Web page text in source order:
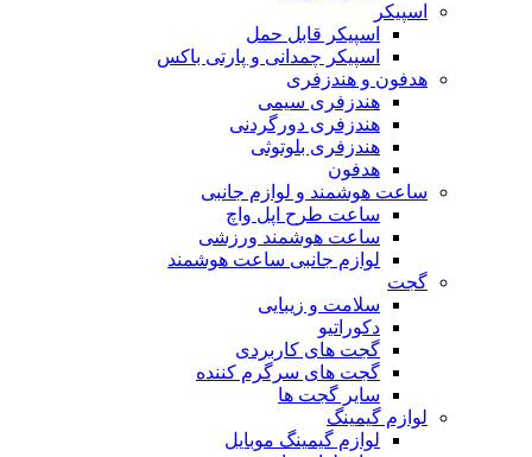
اسپیکر
اسپیکر قابل حمل
اسپیکر چمدانی و پارتی باکس
هدفون و هندزفری
هندزفری سیمی
هندزفری دورگردنی
هندزفری بلوتوثی
هدفون
ساعت هوشمند و لوازم جانبی
ساعت طرح اپل واچ
ساعت هوشمند ورزشی
لوازم جانبی ساعت هوشمند
گجت
سلامت و زیبایی
دکوراتیو
گجت های کاربردی
گجت های سرگرم کننده
سایر گجت ها
لوازم گیمینگ
لوازم گیمینگ موبایل